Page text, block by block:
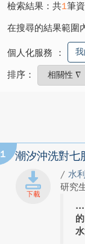
檢索結果：共1筆
在搜尋的結果範圍
個人化服務 ：
排序：
1 潮汐沖洗對七
/ 水
研究